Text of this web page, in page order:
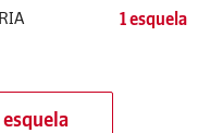
1 esquela